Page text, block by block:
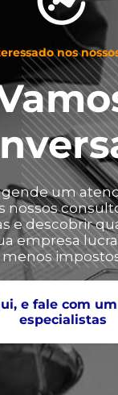
nos
um
nossos
e descobrir
empresa
menos
e fale com
especialistas